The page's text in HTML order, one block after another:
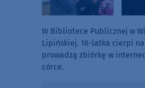
W Bibliotece Publicznej w
Lipińskiej. 16-latka cierpi
prowadzą zbiórkę w
córce.